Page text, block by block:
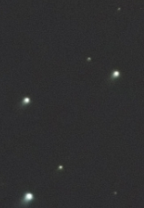
aus Jestetten